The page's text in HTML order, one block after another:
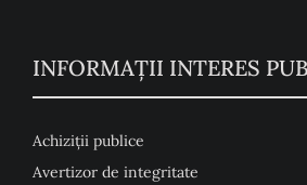
INFORMAȚII INTERES
Achiziții publice
Avertizor de integritate